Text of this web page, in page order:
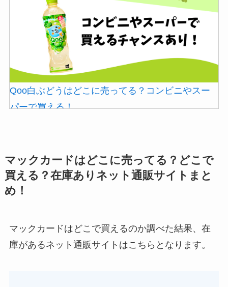
忍者めし鉄の鎧はどこに売ってる？セブン・ロー
ソンなどのコンビニで買える！
Qoo白ぶどうはどこに売ってる？コンビニやスー
パーで買える！
ストレッチポールはどこで買える？取扱店は100均
やニトリ？
マックカードはどこに売ってる？どこで
買える？在庫ありネット通販サイトまと
め！
マックカードはどこで買えるのか調べた結果、在
庫があるネット通販サイトはこちらとなります。